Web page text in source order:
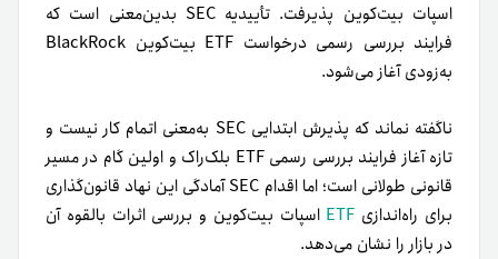
اسپات بیت‌کوین پذیرفت. تأییدیه SEC بدین‌معنی‌ است که
فرایند بررسی رسمی درخواست ETF بیت‌کوین BlackRock
به‌زودی آغاز می‌شود.
ناگفته نماند که پذیرش ابتدایی SEC به‌معنی اتمام کار نیست و
تازه آغاز فرایند بررسی رسمی ETF‌ بلک‌راک و اولین گام در مسیر
قانونی طولانی است؛ اما اقدام SEC آمادگی این نهاد قانون‌گذاری
برای راه‌اندازی ETF‌ اسپات بیت‌کوین و بررسی اثرات بالقوه آن
در بازار را نشان می‌دهد.